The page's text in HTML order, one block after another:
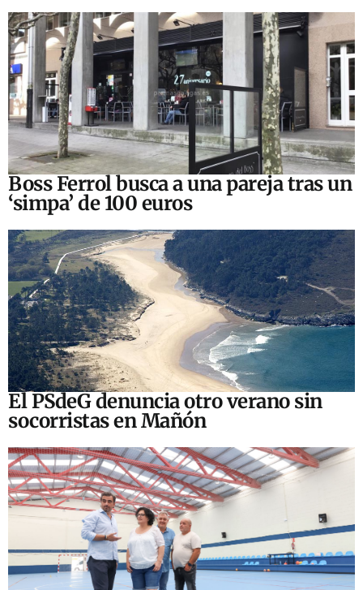
Boss Ferrol busca a una pareja tras un
‘simpa’ de 100 euros
El PSdeG denuncia otro verano sin
socorristas en Mañón